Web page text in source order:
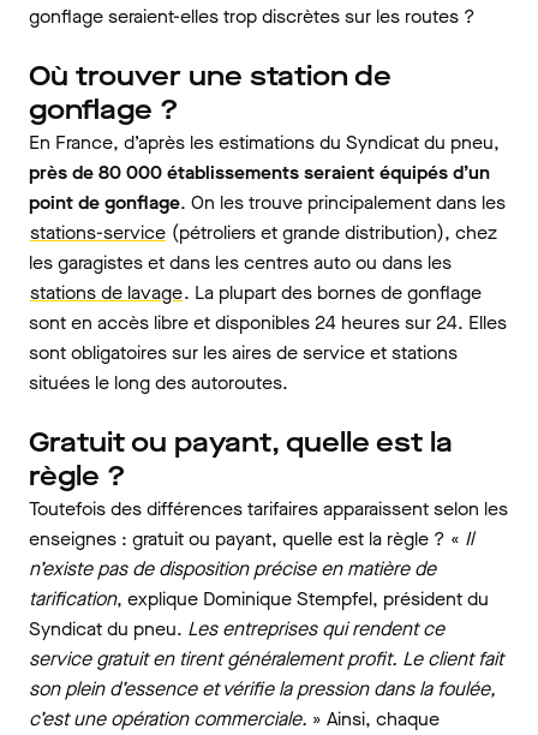
gonflage seraient-elles trop discrètes sur les routes ?
Où trouver une station de
gonflage ?
En France, d’après les estimations du Syndicat du pneu,
près de 80 000 établissements seraient équipés d’un
point de gonflage. On les trouve principalement dans les
stations-service (pétroliers et grande distribution), chez
les garagistes et dans les centres auto ou dans les
stations de lavage. La plupart des bornes de gonflage
sont en accès libre et disponibles 24 heures sur 24. Elles
sont obligatoires sur les aires de service et stations
situées le long des autoroutes.
Gratuit ou payant, quelle est la
règle ?
Toutefois des différences tarifaires apparaissent selon les
enseignes : gratuit ou payant, quelle est la règle ? « Il
n’existe pas de disposition précise en matière de
tarification, explique Dominique Stempfel, président du
Syndicat du pneu. Les entreprises qui rendent ce
service gratuit en tirent généralement profit. Le client fait
son plein d’essence et vérifie la pression dans la foulée,
c’est une opération commerciale. » Ainsi, chaque